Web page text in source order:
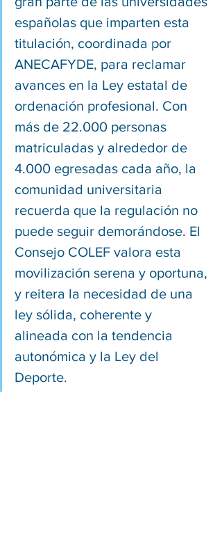
españolas que imparten esta
titulación, coordinada por
ANECAFYDE, para reclamar
avances en la Ley estatal de
ordenación profesional. Con
más de 22.000 personas
matriculadas y alrededor de
4.000 egresadas cada año, la
comunidad universitaria
recuerda que la regulación no
puede seguir demorándose. El
Consejo COLEF valora esta
movilización serena y oportuna,
y reitera la necesidad de una
ley sólida, coherente y
alineada con la tendencia
autonómica y la Ley del
Deporte.